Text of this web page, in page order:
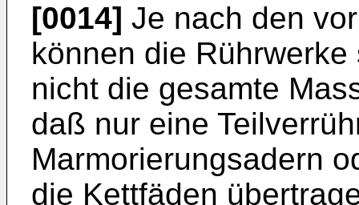
[0014] Je nach den
können die
nicht die gesamte
daß nur eine
Marmorierungsadern
die Kettfäden